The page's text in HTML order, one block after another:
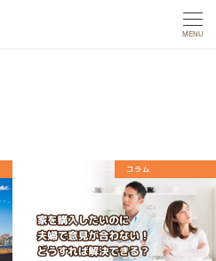
MENU
コラム